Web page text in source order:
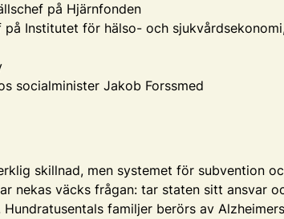
på Hjärnfonden
på Institutet för hälso- och
socialminister Jakob Forssmed
skillnad, men systemet för subvention
nekas väcks frågan: tar staten sitt ansvar
familjer berörs av